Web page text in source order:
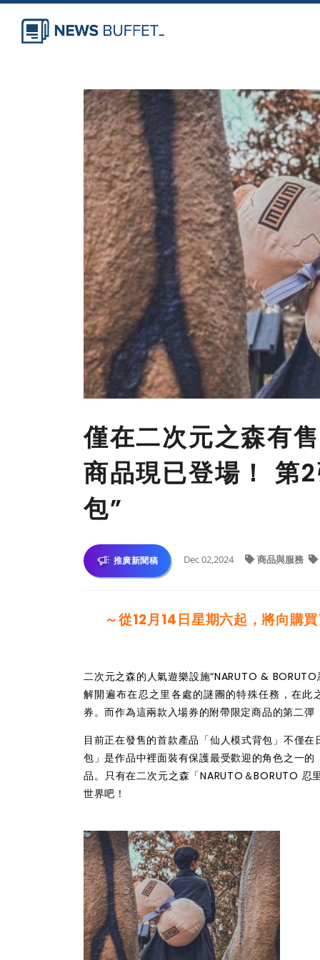
僅在二次元之森有
商品現已登場！ 第
包”
推廣新聞稿 Dec 02,2024 商品與服務
～從12月14日星期六起，將向購
二次元之森的人氣遊樂設施“NARUTO &
解開遍布在忍之里各處的謎團的特殊任務，在
券。而作為這兩款入場券的附帶限定商品的第二
目前正在發售的首款產品「仙人模式背包」不僅
包」是作品中裡面裝有保護最受歡迎的角色之一
品。只有在二次元之森「NARUTO＆BORUTO
世界吧！